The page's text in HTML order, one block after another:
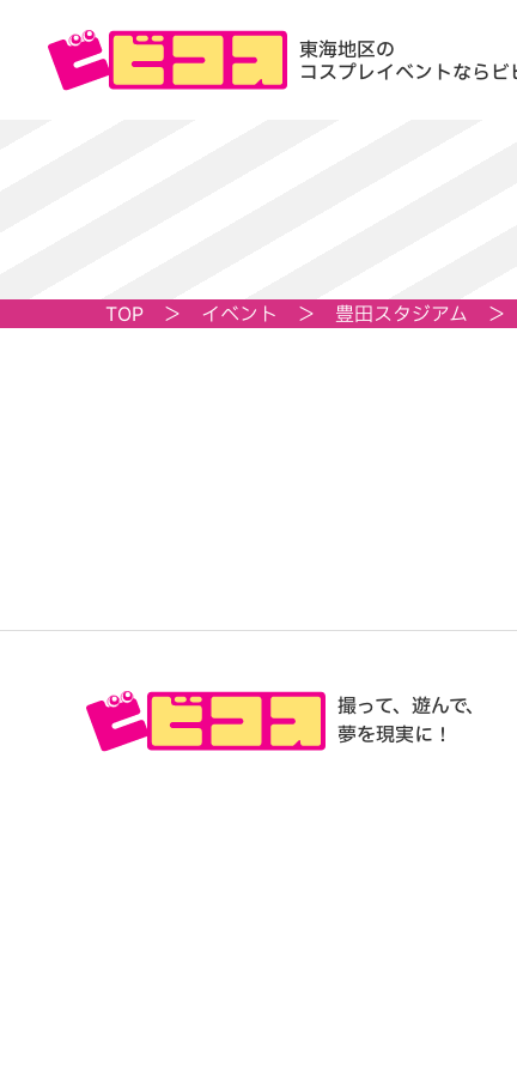
東海地区の
コスプレイベントならビ
TOP ＞ イベント ＞ 豊田スタジアム ＞
撮って、遊んで、
夢を現実に！